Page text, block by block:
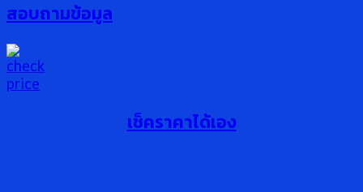
สอบถามข้อมูล
เช็คราคาได้เอง